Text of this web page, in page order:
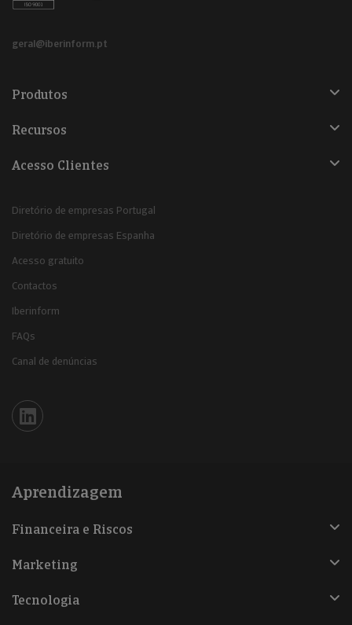
geral@iberinform.pt
Produtos
Recursos
Acesso Clientes
Diretório de empresas Portugal
Diretório de empresas Espanha
Acesso gratuito
Contactos
Iberinform
FAQs
Canal de denúncias
Iberinform en Linkedin
Aprendizagem
Financeira e Riscos
Marketing
Tecnologia